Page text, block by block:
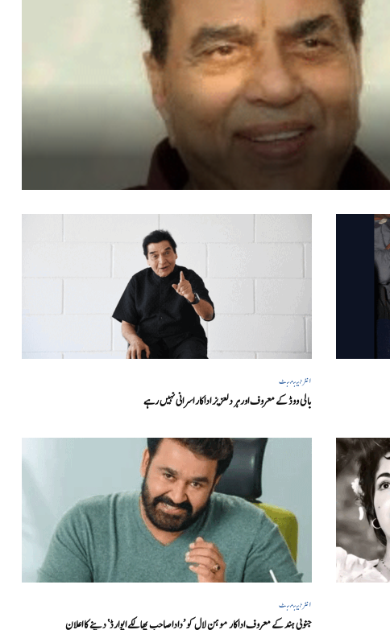
انٹرٹینمنٹ
بالی ووڈ کے معروف اور ہر دلعزیز اداکار اسرانی نہیں رہے
انٹرٹینمنٹ
جنوبی ہند کے معروف اداکار موہن لال کو ’داداصاحب پھالکے ایوارڈ‘ دینے کا اعلان